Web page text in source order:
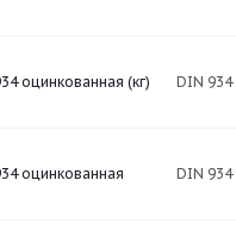
оцинкованная (кг) DIN 934
оцинкованная DIN 934